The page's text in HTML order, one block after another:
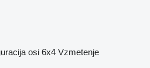
osi 6x4 Vzmetenje